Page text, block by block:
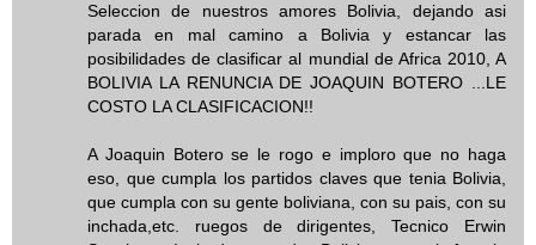
Seleccion de nuestros amores Bolivia, dejando asi
parada en mal camino a Bolivia y estancar las
posibilidades de clasificar al mundial de Africa 2010, A
BOLIVIA LA RENUNCIA DE JOAQUIN BOTERO ...LE
COSTO LA CLASIFICACION!!
A Joaquin Botero se le rogo e imploro que no haga
eso, que cumpla los partidos claves que tenia Bolivia,
que cumpla con su gente boliviana, con su pais, con su
inchada,etc. ruegos de dirigentes, Tecnico Erwin